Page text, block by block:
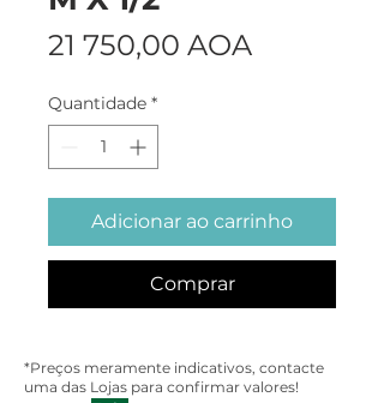
21 750,00 AOA
Quantidade *
Adicionar ao carrinho
Comprar
*Preços meramente indicativos, contacte
uma das Lojas para confirmar valores!